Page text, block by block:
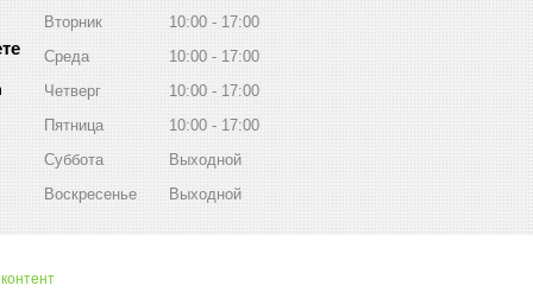
Вторник
10:00
17:00
Среда
10:00
17:00
Четверг
10:00
17:00
Пятница
10:00
17:00
Суббота
Выходной
Воскресенье
Выходной